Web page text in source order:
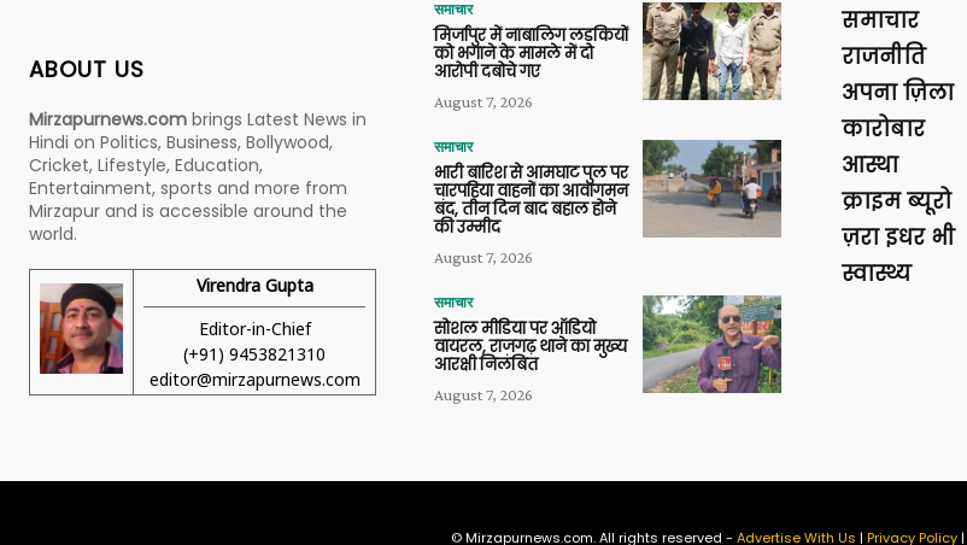
ABOUT US
Mirzapurnews.com brings Latest News in
Hindi on Politics, Business, Bollywood,
Cricket, Lifestyle, Education,
Entertainment, sports and more from
Mirzapur and is accessible around the
world.
Virendra Gupta
Editor-in-Chief
(+91) 9453821310
editor@mirzapurnews.com
समाचार
मिर्जापुर में नाबालिग लड़कियों
को भगाने के मामले में दो
आरोपी दबोचे गए
August 7, 2026
समाचार
भारी बारिश से आमघाट पुल पर
चारपहिया वाहनों का आवागमन
बंद, तीन दिन बाद बहाल होने
की उम्मीद
August 7, 2026
समाचार
सोशल मीडिया पर ऑडियो
वायरल, राजगढ़ थाने का मुख्य
आरक्षी निलंबित
August 7, 2026
समाचार
राजनीति
अपना ज़िला
कारोबार
आस्था
क्राइम ब्यूरो
ज़रा इधर भी
स्वास्थ्य
© Mirzapurnews.com. All rights reserved - Advertise With Us | Privacy Policy|